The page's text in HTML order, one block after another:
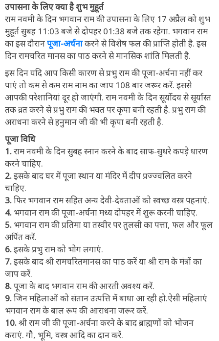
उपासना के लिए क्या है शुभ मुहूर्त
राम नवमी के दिन भगवान राम की उपासना के लिए 17 अप्रैल को शुभ
मुहूर्त सुबह 11:03 बजे से दोपहर 01:38 बजे तक रहेगा. भगवान राम
का इस दौरानपूजा-अर्चनाकरने से विशेष फल की प्राप्ति होती है. इस
दिन रामचरित मानस का पाठ करने से मानसिक शांति मिलती है.
इस दिन यदि आप किसी कारण से प्रभु राम की पूजा-अर्चना नहीं कर
पाएं तो कम से कम राम नाम का जाप 108 बार जरूर करें. इससे
आपकी परेशानियां दूर हो जाएंगी. राम नवमी के दिन सूर्योदय से सूर्यास्त
तक व्रत करने से प्रभु राम की भक्त पर कृपा बनी रहती है. प्रभु राम की
अराधना करने से हनुमान जी की भी कृपा बनी रहती है.
पूजा विधि
1.राम नवमी के दिन सुबह स्नान करने के बाद साफ-सुथरे कपड़े धारण
करने चाहिए.
2.इसके बाद घर में पूजा स्थान या मंदिर में दीप प्रज्ज्वलित करने
चाहिए.
3.फिर भगवान राम सहित अन्य देवी-देवताओं को स्वच्छ वस्त्र पहनाएं.
4. भगवान राम की पूजा-अर्चना मध्य दोपहर में शुरू करनी चाहिए.
5. भगवान राम की प्रतिमा या तस्वीर पर तुलसी का पत्ता, फल और फूल
अर्पित करें.
6.इसके प्रभु राम को भोग लगाएं.
7.इसके बाद श्री रामचरितमानस का पाठ करें या श्री राम के मंत्रों का
जाप करें.
8.पूजा के बाद भगवान राम की आरती अवश्य करें.
9.जिन महिलाओं को संतान उत्पत्ति में बाधा आ रही हो.ऐसी महिलाएं
भगवान राम के बाल रूप की आराधना जरूर करें.
10.श्री राम जी की पूजा-अर्चना करने के बाद ब्राह्मणों को भोजन
कराएं. गौ, भूमि, वस्त्र आदि का दान करें.